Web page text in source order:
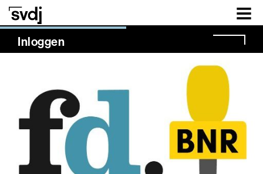
Naar hoofdinhoud
Inloggen
NaN%